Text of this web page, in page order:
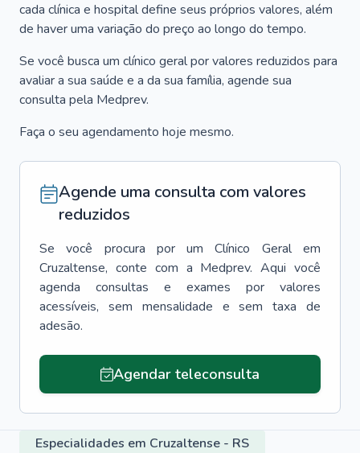
cada clínica e hospital define seus próprios valores, além
de haver uma variação do preço ao longo do tempo.
Se você busca um clínico geral por valores reduzidos para
avaliar a sua saúde e a da sua família, agende sua
consulta pela Medprev.
Faça o seu agendamento hoje mesmo.
Agende uma consulta com valores
reduzidos
Se você procura por um Clínico Geral
em
Cruzaltense, conte com a Medprev. Aqui você
agenda consultas e exames por valores
acessíveis, sem mensalidade e sem taxa de
adesão.
Agendar teleconsulta
Especialidades em Cruzaltense - RS